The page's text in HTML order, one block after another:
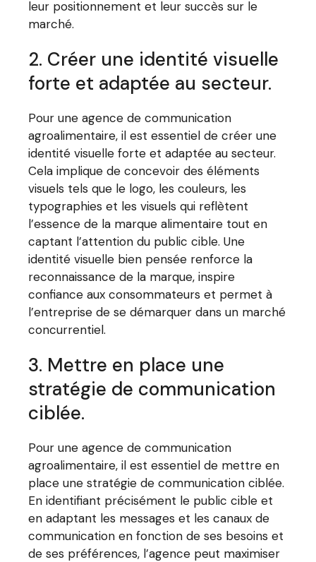
leur positionnement et leur succès sur le
marché.
2. Créer une identité visuelle
forte et adaptée au secteur.
Pour une agence de communication
agroalimentaire, il est essentiel de créer une
identité visuelle forte et adaptée au secteur.
Cela implique de concevoir des éléments
visuels tels que le logo, les couleurs, les
typographies et les visuels qui reflètent
l’essence de la marque alimentaire tout en
captant l’attention du public cible. Une
identité visuelle bien pensée renforce la
reconnaissance de la marque, inspire
confiance aux consommateurs et permet à
l’entreprise de se démarquer dans un marché
concurrentiel.
3. Mettre en place une
stratégie de communication
ciblée.
Pour une agence de communication
agroalimentaire, il est essentiel de mettre en
place une stratégie de communication ciblée.
En identifiant précisément le public cible et
en adaptant les messages et les canaux de
communication en fonction de ses besoins et
de ses préférences, l’agence peut maximiser